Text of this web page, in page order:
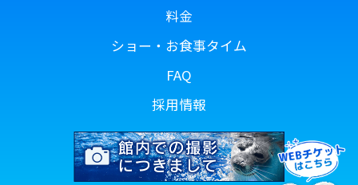
料金
ショー・お食事タイム
FAQ
採用情報